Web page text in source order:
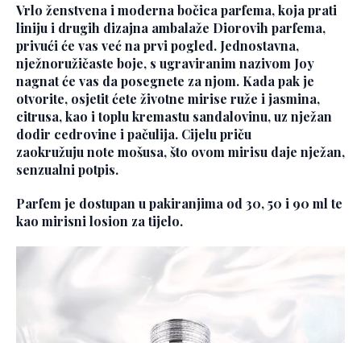
Vrlo ženstvena i moderna bočica parfema, koja prati
liniju i drugih dizajna ambalaže Diorovih parfema,
privući će vas već na prvi pogled. Jednostavna,
nježnoružičaste boje, s ugraviranim nazivom Joy
nagnat će vas da posegnete za njom. Kada pak je
otvorite, osjetit ćete životne mirise ruže i jasmina,
citrusa, kao i toplu kremastu sandalovinu, uz nježan
dodir cedrovine i pačulija. Cijelu priču
zaokružuju note mošusa,što ovom mirisu daje nježan,
senzualni potpis.
Parfem je dostupan u pakiranjima od 30, 50 i 90 ml te
kao mirisni losion za tijelo.